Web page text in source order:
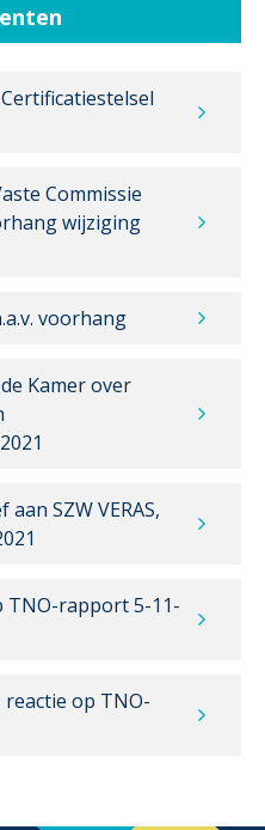
Commissie
wijziging
voorhang
Kamer over
aan SZW VERAS,
TNO-rapport 5-11-
reactie op TNO-